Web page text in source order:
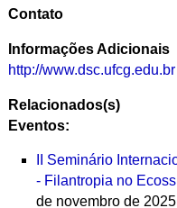
Contato
Informações Adicionais
http://www.dsc.ufcg.edu.br
Relacionados(s)
Eventos:
II Seminário
- Filantropia no
de novembro de 2025